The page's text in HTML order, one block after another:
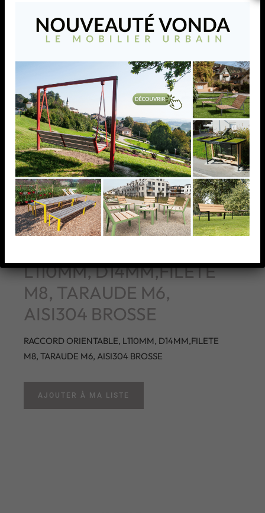
L110MM, D14MM,FILETE
M8, TARAUDE M6,
AISI304 BROSSE
RACCORD ORIENTABLE, L110MM, D14MM,FILETE
M8, TARAUDE M6, AISI304 BROSSE
AJOUTER À MA LISTE